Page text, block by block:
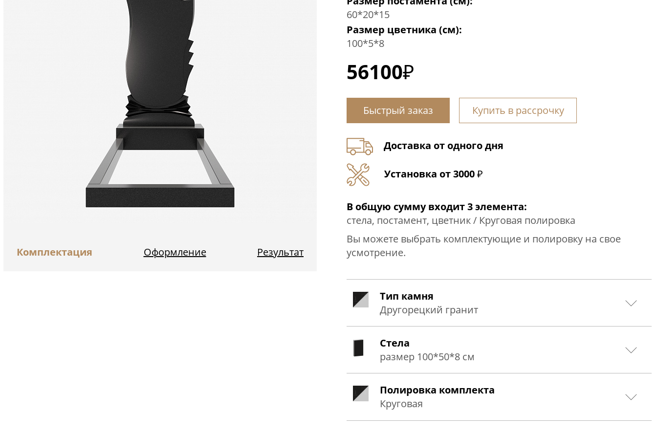
Комплектация Оформление Результат
60*20*15
Размер цветника (см):
100*5*8
56100₽
Быстрый заказ Купить в рассрочку
Доставка от одного дня
Установка от 3000 ₽
В общую сумму входит 3 элемента:
стела, постамент, цветник / Круговая полировка
Вы можете выбрать комплектующие и полировку на свое
усмотрение.
Тип камня
Другорецкий гранит
Стела
размер 100*50*8см
Полировка комплекта
Круговая